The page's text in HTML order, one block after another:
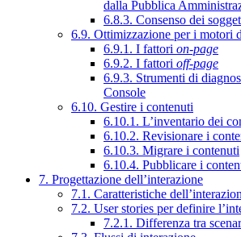
dalla Pubblica
6.8.3. Consenso dei
6.9. Ottimizzazione per i motori
6.9.1. I fattori on-page
6.9.2. I fattori off-page
6.9.3. Strumenti di
Console
6.10. Gestire i contenuti
6.10.1. L’inventario dei
6.10.2. Revisionare i
6.10.3. Migrare i contenuti
6.10.4. Pubblicare i
7. Progettazione dell’interazione
7.1. Caratteristiche
7.2. User stories per definire
7.2.1. Differenza tra